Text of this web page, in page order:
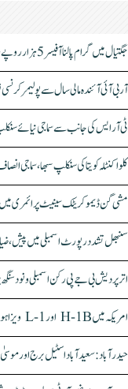
جگتیال میں گرام پالنا آفیسر 5 ہزار روپے رشوت لیتے ہوئے گرفتار
آر بی آئی آئندہ مالی سال سے پولیمر
ٹی آر ایس کی جانب سے سماجی نیائے سنکلپ
کلواکنٹلہ کویتا کی سنکلپ سبھا، سماجی
مشی گن ڈیموکریٹک سینیٹ پرائمری میں
سنبھل تشدد رپورٹ اسمبلی میں پیش،
اتر پردیش بی جے پی رکن اسمبلی ونود
امریکہ میں H-1B اور L-1 ویزا ہولڈرز کے لیے بڑی راحت، اب ملک چھوڑے بغیر ویزا تجدید ممکن
حیدرآباد: سعیدآباد اسٹیل برج اور